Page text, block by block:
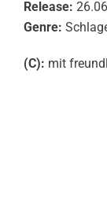
Release:
Genre:
(C): mit